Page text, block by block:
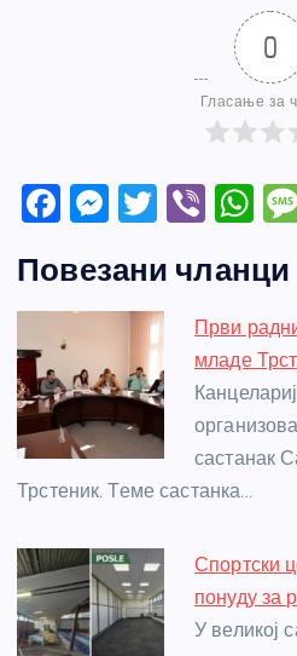
0
Гласање за
F
c
e
b
o
o
k
M
ss
e
n
g
er
T
itt
er
Vi
er
W
at
s
A
p
p
Повезани чланци
Први
младе
састанак
Трстеник. Теме састанка…
Спортски
понуду за
У великој